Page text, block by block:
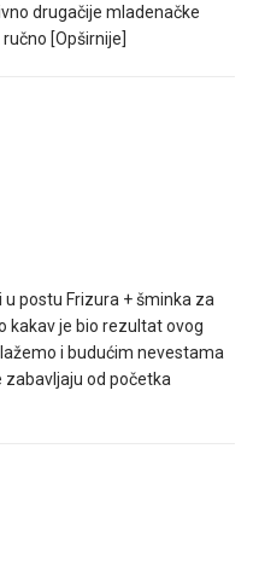
drugačije mladenačke
[Opširnije]
postu Frizura + šminka za
kakav je bio rezultat ovog
i budućim nevestama
zabavljaju od početka